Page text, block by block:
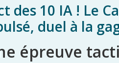
des 10 IA ! Le
duel à la
épreuve